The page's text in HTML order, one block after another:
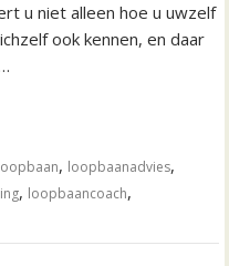
u niet alleen hoe u uwzelf
ook kennen, en daar
, loopbaanadvies,
, loopbaancoach,